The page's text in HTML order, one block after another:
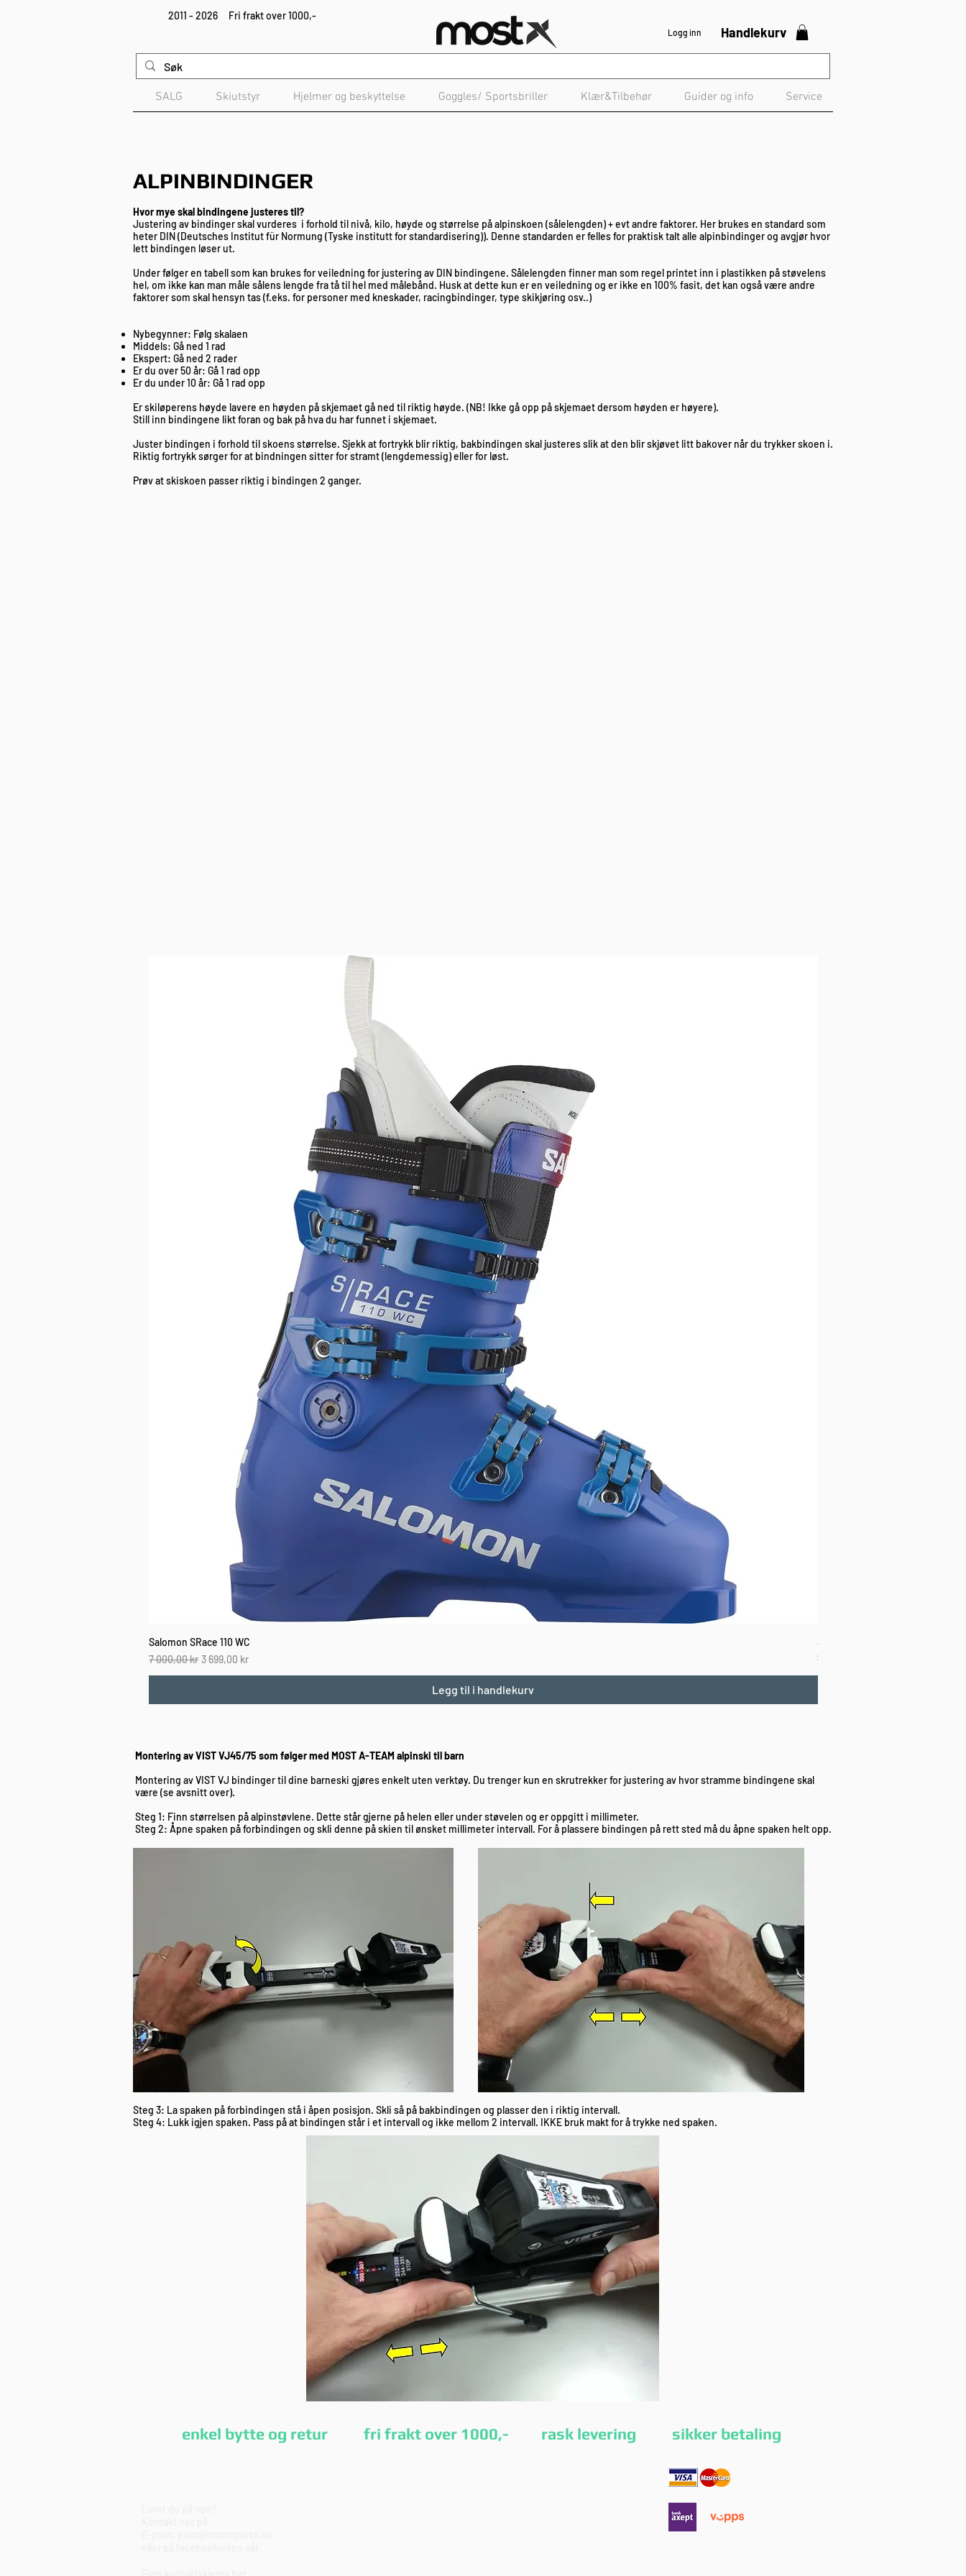
2011 - 2026 Fri frakt over 1000,-
Logg inn Handlekurv
SALG Skiutstyr Hjelmer og beskyttelse Goggles/ Sportsbriller Klær&Tilbehør Guider og info Service
ALPINBINDINGER
Hvor mye skal bindingene justeres til?
Justering av bindinger skal vurderes i forhold til nivå, kilo, høyde og størrelse på alpinskoen (sålelengden) + evt andre faktorer. Her brukes en standard som
heter DIN (Deutsches Institut für Normung (Tyske institutt for standardisering)). Denne standarden er felles for praktisk talt alle alpinbindinger og avgjør hvor
lett bindingen løser ut.
Under følger en tabell som kan brukes for veiledning for justering av DIN bindingene. Sålelengden finner man som regel printet inn i plastikken på støvelens
hel, om ikke kan man måle sålens lengde fra tå til hel med målebånd. Husk at dette kun er en veiledning og er ikke en 100% fasit, det kan også være andre
faktorer som skal hensyn tas (f.eks. for personer med kneskader, racingbindinger, type skikjøring osv..)
Nybegynner: Følg skalaen
Middels: Gå ned 1 rad
Ekspert: Gå ned 2 rader
Er du over 50 år: Gå 1 rad opp
Er du under 10 år: Gå 1 rad opp
Er skiløperens høyde lavere en høyden på skjemaet gå ned til riktig høyde. (NB! Ikke gå opp på skjemaet dersom høyden er høyere).
Still inn bindingene likt foran og bak på hva du har funnet i skjemaet.
Juster bindingen i forhold til skoens størrelse. Sjekk at fortrykk blir riktig, bakbindingen skal justeres slik at den blir skjøvet litt bakover når du trykker skoen i.
Riktig fortrykk sørger for at bindningen sitter for stramt (lengdemessig) eller for løst.
Prøv at skiskoen passer riktig i bindingen 2 ganger.
Salomon SRace 110 WC
Vanlig pris
7 000,00 kr Salgspris
3 699,00 kr
Legg til i handlekurv
Salomon SRace 110 WC
Vanlig pris
7 000,00 kr
Montering av VIST VJ45/75 som følger med MOST A-TEAM alpinski til barn
Montering av VIST VJ bindinger til dine barneski gjøres enkelt uten verktøy. Du trenger kun en skrutrekker for justering av hvor stramme bindingene skal
være (se avsnitt over).
Steg 1: Finn størrelsen på alpinstøvlene. Dette står gjerne på helen eller under støvelen og er oppgitt i millimeter.
Steg 2: Åpne spaken på forbindingen og skli denne på skien til ønsket millimeter intervall. For å plassere bindingen på rett sted må du åpne spaken helt opp.
Steg 3: La spaken på forbindingen stå i åpen posisjon. Skli så på bakbindingen og plasser den i riktig intervall.
Steg 4: Lukk igjen spaken. Pass på at bindingen står i et intervall og ikke mellom 2 intervall. IKKE bruk makt for å trykke ned spaken.
enkel bytte og retur fri frakt over 1000,- rask levering sikker betaling